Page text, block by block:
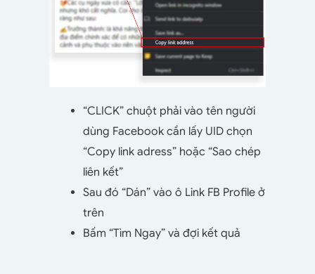
“CLICK” chuột phải vào tên người
dùng Facebook cần lấy UID chọn
“Copy link adress” hoặc “Sao chép
liên kết”
Sau đó “Dán” vào ô Link FB Profile ở
trên
Bấm “Tìm Ngay” và đợi kết quả